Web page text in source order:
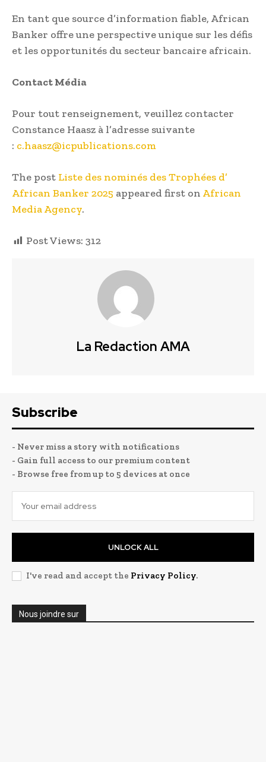
En tant que source d’information fiable, African
Banker offre une perspective unique sur les défis
et les opportunités du secteur bancaire africain.
Contact Média
Pour tout renseignement, veuillez contacter
Constance Haasz à l’adresse suivante
: c.haasz@icpublications.com
The post Liste des nominés des Trophées d’
African Banker 2025 appeared first on African
Media Agency.
Post Views: 312
La Redaction AMA
Subscribe
- Never miss a story with notifications
- Gain full access to our premium content
- Browse free from up to 5 devices at once
UNLOCK ALL
I've read and accept the Privacy Policy.
Nous joindre sur